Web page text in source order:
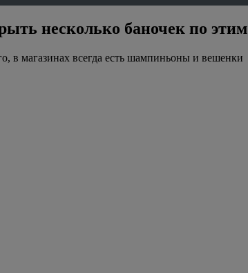
несколько баночек по
в магазинах всегда есть шампиньоны и вешенки